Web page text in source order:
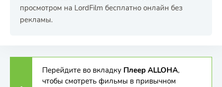
просмотром на LordFilm бесплатно онлайн без
рекламы.
Перейдите во вкладку Плеер ALLOHA,
чтобы смотреть фильмы в привычном